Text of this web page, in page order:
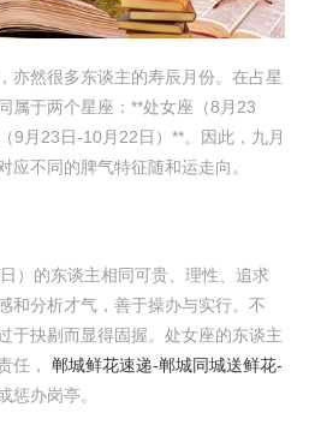
亦然很多东谈主的寿辰月份。在占星
属于两个星座：**处女座（8月23
9月23日-10月22日）**。因此，九月
应不同的脾气特征随和运走向。
）的东谈主相同可贵、理性、追求
和分析才气，善于操办与实行。不
于抉剔而显得固握。处女座的东谈主
任， 郸城鲜花速递-郸城同城送鲜花-
惩办岗亭。